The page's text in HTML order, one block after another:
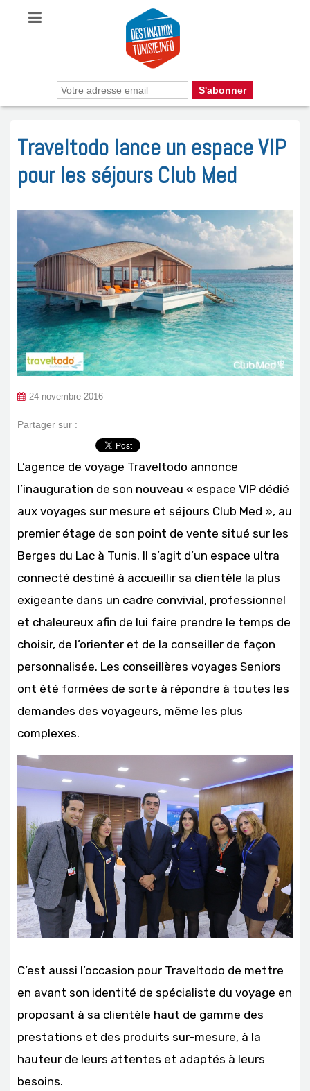
Traveltodo lance un espace VIP
pour les séjours Club Med
24 novembre 2016
Partager sur :
L’agence de voyage Traveltodo annonce
l’inauguration de son nouveau « espace VIP dédié
aux voyages sur mesure et séjours Club Med », au
premier étage de son point de vente situé sur les
Berges du Lac à Tunis. Il s’agit d’un espace ultra
connecté destiné à accueillir sa clientèle la plus
exigeante dans un cadre convivial, professionnel
et chaleureux afin de lui faire prendre le temps de
choisir, de l’orienter et de la conseiller de façon
personnalisée. Les conseillères voyages Seniors
ont été formées de sorte à répondre à toutes les
demandes des voyageurs, même les plus
complexes.
C’est aussi l’occasion pour Traveltodo de mettre
en avant son identité de spécialiste du voyage en
proposant à sa clientèle haut de gamme des
prestations et des produits sur-mesure, à la
hauteur de leurs attentes et adaptés à leurs
besoins.